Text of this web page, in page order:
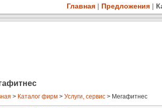
Главная | Предложения |
> Каталог фирм > Услуги, сервис > Мегафитнес